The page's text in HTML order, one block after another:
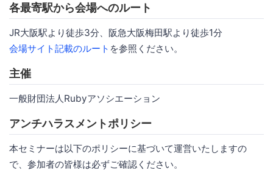
各最寄駅から会場へのルート
JR大阪駅より徒歩3分、阪急大阪梅田駅より徒歩1分
会場サイト記載のルート を参照ください。
主催
一般財団法人Rubyアソシエーション
アンチハラスメントポリシー
本セミナーは以下のポリシーに基づいて運営いたしますの
で、参加者の皆様は必ずご確認ください。